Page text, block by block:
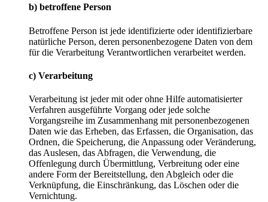
b) betroffene Person
Betroffene Person ist jede identifizierte oder identifizierbare
natürliche Person, deren personenbezogene Daten von dem
für die Verarbeitung Verantwortlichen verarbeitet werden.
c) Verarbeitung
Verarbeitung ist jeder mit oder ohne Hilfe automatisierter
Verfahren ausgeführte Vorgang oder jede solche
Vorgangsreihe im Zusammenhang mit personenbezogenen
Daten wie das Erheben, das Erfassen, die Organisation, das
Ordnen, die Speicherung, die Anpassung oder Veränderung,
das Auslesen, das Abfragen, die Verwendung, die
Offenlegung durch Übermittlung, Verbreitung oder eine
andere Form der Bereitstellung, den Abgleich oder die
Verknüpfung, die Einschränkung, das Löschen oder die
Vernichtung.